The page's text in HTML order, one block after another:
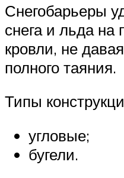
Снегобарьеры
снега и льда на
кровли, не
полного таяния.
Типы
угловые;
бугели.